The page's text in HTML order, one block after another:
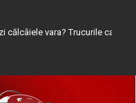
Trucurile care previn uscarea